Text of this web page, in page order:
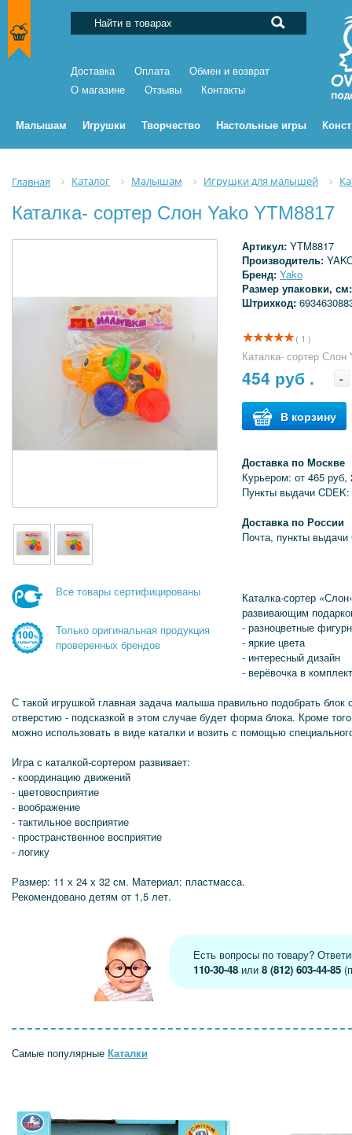
Доставка Оплата
Обмен и возврат
О магазине
Отзывы Контакты
Малышам Игрушки Творчество Настольные игры
Главная Каталог Малышам Игрушки для малышей
Каталка- сортер Слон Yako YTM8817
Все товары сертифицированы
Только оригинальная продукция
проверенных брендов
Артикул: YTM8817
Производитель:
Бренд: Yako
Размер упаковки,
Штрихкод:
( 1 )
Каталка- сортер Слон
454 руб . -
В корзину
Доставка по Москве
Курьером: от 465 руб,
Пункты выдачи
Доставка по России
Почта, пункты выдачи
Каталка-сортер
развивающим
- разноцветные
- яркие цвета
- интересный дизайн
- верёвочка в
С такой игрушкой главная задача малыша правильно подобрать блок
отверстию - подсказкой в этом случае будет форма блока. Кроме того
можно использовать в виде каталки и возить с помощью
Игра с каталкой-сортером развивает:
- координацию движений
- цветовосприятие
- воображение
- тактильное восприятие
- пространственное восприятие
- логику
Размер: 11 х 24 х 32 см. Материал: пластмасса.
Рекомендовано детям от 1,5 лет.
Есть вопросы по товару?
110-30-48 или8 (812) 603-44-85
Самые популярные Каталки